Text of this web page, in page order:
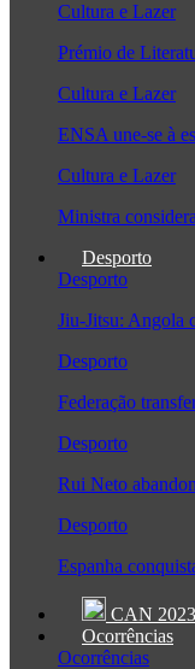
Cultura e Lazer
Prémio de
Cultura e Lazer
ENSA une-se à
Cultura e Lazer
Ministra
Desporto
Desporto
Jiu-Jitsu: Angola
Desporto
Federação
Desporto
Rui Neto
Desporto
Espanha
CAN 2023
Ocorrências
Ocorrências